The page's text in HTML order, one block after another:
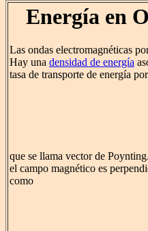
Energía en
Las ondas electromagnéticas
Hay una densidad de energía
tasa de transporte de energía
que se llama vector de
el campo magnético es
como